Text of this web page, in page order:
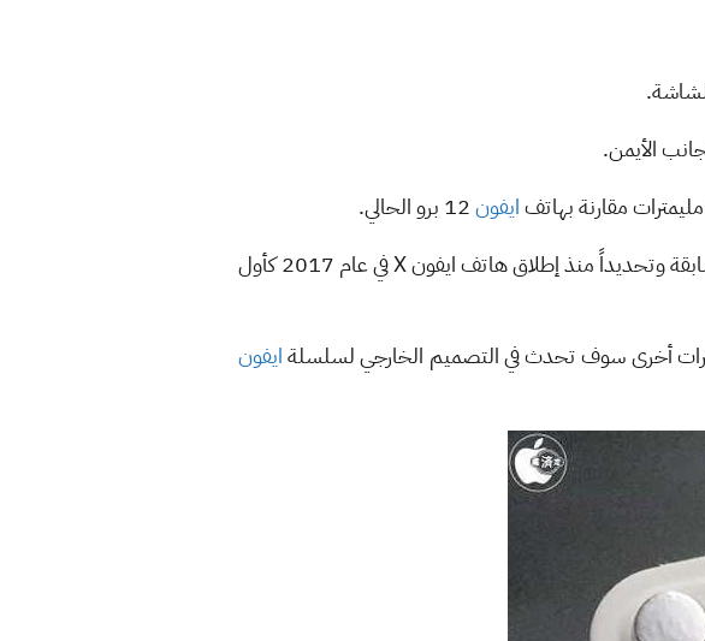
الأيمن.
ايفون
الشائعات التي تتحدث عن تقليل حجم النوتش ليست جديدة بل إنها ترجع لسنوات سابقة وتحديداً منذ إطلاق هاتف ايفون X في عام 2017 كأول
أخرى سوف تحدث في التصميم الخارجي لسلسلةايفون